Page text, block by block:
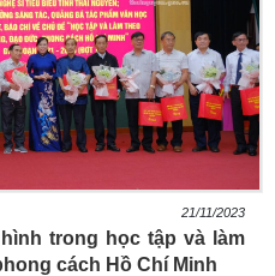
21/11/2023
trong học tập và làm
cách Hồ Chí Minh